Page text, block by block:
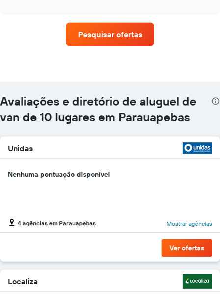
localizações
O
gráfico
tem
X
exibindo
de
gráfico
tem
Y
exibindo
o
preço
Pesquisar ofertas
Avaliações e diretório de aluguel de
van de 10 lugares em Parauapebas
Unidas
Nenhuma pontuação disponível
4 agências em Parauapebas Mostrar agências
Ver ofertas
Localiza